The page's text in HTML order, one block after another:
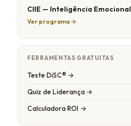
CIIE — Inteligência Emocional
Ver programa →
FERRAMENTAS GRATUITAS
Teste DiSC® →
Quiz de Liderança →
Calculadora ROI →